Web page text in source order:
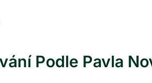
Podle Pavla